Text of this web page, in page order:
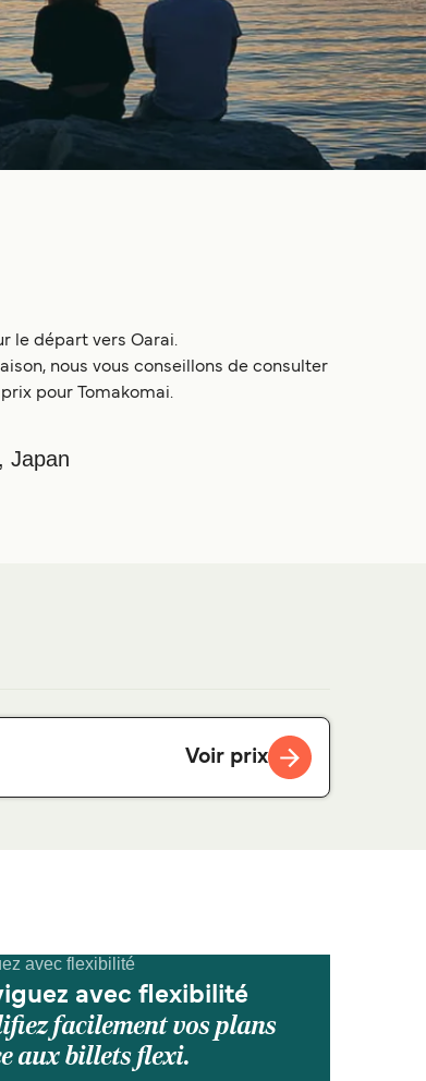
le départ vers Oarai.
nous vous conseillons de consulter
pour Tomakomai.
Japan
Voir prix
avec flexibilité
facilement vos plans
aux billets flexi.